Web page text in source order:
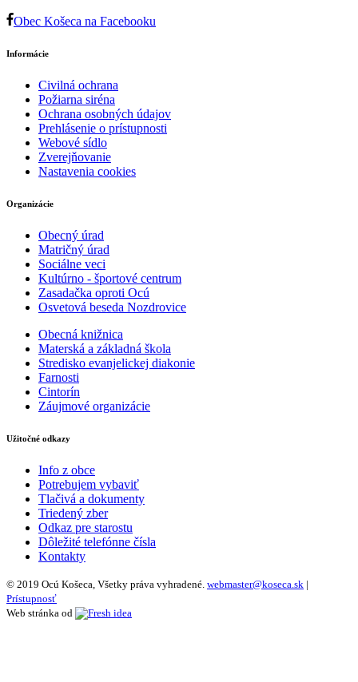
Obec Košeca na Facebooku
Informácie
Civilná ochrana
Požiarna siréna
Ochrana osobných údajov
Prehlásenie o prístupnosti
Webové sídlo
Zverejňovanie
Nastavenia cookies
Organizácie
Obecný úrad
Matričný úrad
Sociálne veci
Kultúrno - športové centrum
Zasadačka oproti Ocú
Osvetová beseda Nozdrovice
Obecná knižnica
Materská a základná škola
Stredisko evanjelickej diakonie
Farnosti
Cintorín
Záujmové organizácie
Užitočné odkazy
Info z obce
Potrebujem vybaviť
Tlačivá a dokumenty
Triedený zber
Odkaz pre starostu
Dôležité telefónne čísla
Kontakty
© 2019 Ocú Košeca, Všetky práva vyhradené. webmaster@koseca.sk |
Prístupnosť
Web stránka od